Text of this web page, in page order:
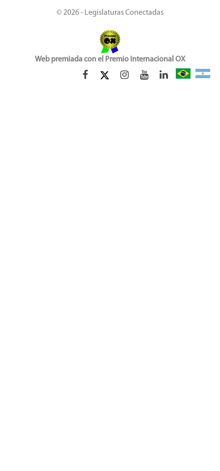
© 2026 - Legislaturas Conectadas
Web premiada con el Premio Internacional OX